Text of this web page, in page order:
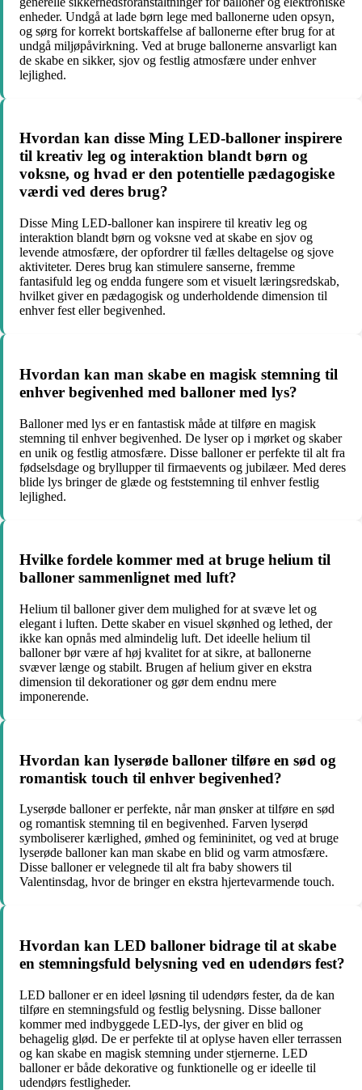
enheder. Undgå at lade børn lege med ballonerne uden opsyn,
og sørg for korrekt bortskaffelse af ballonerne efter brug for at
undgå miljøpåvirkning. Ved at bruge ballonerne ansvarligt kan
de skabe en sikker, sjov og festlig atmosfære under enhver
lejlighed.
Hvordan kan disse Ming LED-balloner inspirere
til kreativ leg og interaktion blandt børn og
voksne, og hvad er den potentielle pædagogiske
værdi ved deres brug?
Disse Ming LED-balloner kan inspirere til kreativ leg og
interaktion blandt børn og voksne ved at skabe en sjov og
levende atmosfære, der opfordrer til fælles deltagelse og sjove
aktiviteter. Deres brug kan stimulere sanserne, fremme
fantasifuld leg og endda fungere som et visuelt læringsredskab,
hvilket giver en pædagogisk og underholdende dimension til
enhver fest eller begivenhed.
Hvordan kan man skabe en magisk stemning til
enhver begivenhed med balloner med lys?
Balloner med lys er en fantastisk måde at tilføre en magisk
stemning til enhver begivenhed. De lyser op i mørket og skaber
en unik og festlig atmosfære. Disse balloner er perfekte til alt fra
fødselsdage og bryllupper til firmaevents og jubilæer. Med deres
blide lys bringer de glæde og feststemning til enhver festlig
lejlighed.
Hvilke fordele kommer med at bruge helium til
balloner sammenlignet med luft?
Helium til balloner giver dem mulighed for at svæve let og
elegant i luften. Dette skaber en visuel skønhed og lethed, der
ikke kan opnås med almindelig luft. Det ideelle helium til
balloner bør være af høj kvalitet for at sikre, at ballonerne
svæver længe og stabilt. Brugen af helium giver en ekstra
dimension til dekorationer og gør dem endnu mere
imponerende.
Hvordan kan lyserøde balloner tilføre en sød og
romantisk touch til enhver begivenhed?
Lyserøde balloner er perfekte, når man ønsker at tilføre en sød
og romantisk stemning til en begivenhed. Farven lyserød
symboliserer kærlighed, ømhed og femininitet, og ved at bruge
lyserøde balloner kan man skabe en blid og varm atmosfære.
Disse balloner er velegnede til alt fra baby showers til
Valentinsdag, hvor de bringer en ekstra hjertevarmende touch.
Hvordan kan LED balloner bidrage til at skabe
en stemningsfuld belysning ved en udendørs fest?
LED balloner er en ideel løsning til udendørs fester, da de kan
tilføre en stemningsfuld og festlig belysning. Disse balloner
kommer med indbyggede LED-lys, der giver en blid og
behagelig glød. De er perfekte til at oplyse haven eller terrassen
og kan skabe en magisk stemning under stjernerne. LED
balloner er både dekorative og funktionelle og er ideelle til
udendørs festligheder.